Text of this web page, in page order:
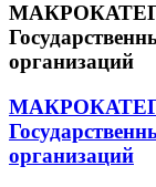
организаций
организаций